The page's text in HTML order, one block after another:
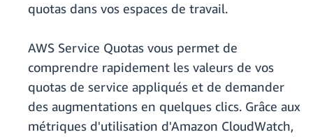
quotas dans vos espaces de travail.
AWS Service Quotas vous permet de
comprendre rapidement les valeurs de vos
quotas de service appliqués et de demander
des augmentations en quelques clics. Grâce aux
métriques d'utilisation d'Amazon CloudWatch,